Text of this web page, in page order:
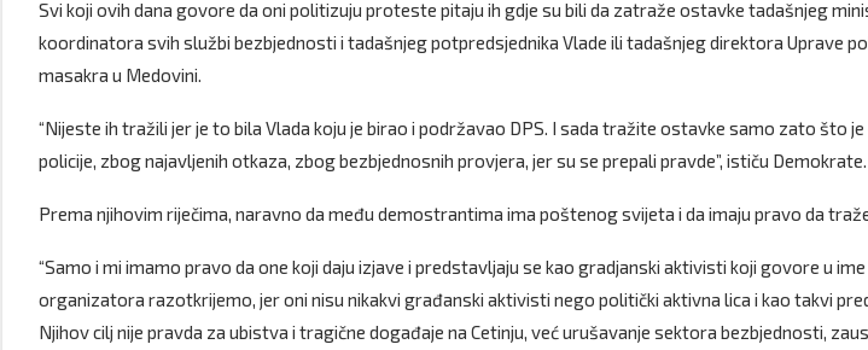
Svi koji ovih dana govore da oni politizuju proteste pitaju ih gdje su bili da zatraže ostavke tadašnjeg
koordinatora svih službi bezbjednosti i tadašnjeg potpredsjednika Vlade ili tadašnjeg direktora Uprave
masakra u Medovini.
“Nijeste ih tražili jer je to bila Vlada koju je birao i podržavao DPS. I sada tražite ostavke samo zato što
policije, zbog najavljenih otkaza, zbog bezbjednosnih provjera, jer su se prepali pravde”, ističu Demokrate.
Prema njihovim riječima, naravno da među demostrantima ima poštenog svijeta i da imaju pravo da
“Samo i mi imamo pravo da one koji daju izjave i predstavljaju se kao gradjanski aktivisti koji govore u
organizatora razotkrijemo, jer oni nisu nikakvi građanski aktivisti nego politički aktivna lica i kao takvi
Njihov cilj nije pravda za ubistva i tragične događaje na Cetinju, već urušavanje sektora bezbjednosti,